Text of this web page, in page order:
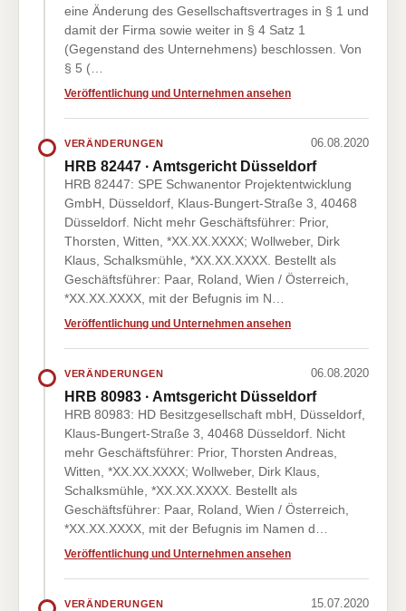
eine Änderung des Gesellschaftsvertrages in § 1 und
damit der Firma sowie weiter in § 4 Satz 1
(Gegenstand des Unternehmens) beschlossen. Von
§ 5 (…
Veröffentlichung und Unternehmen ansehen
VERÄNDERUNGEN 06.08.2020
HRB 82447 · Amtsgericht Düsseldorf
HRB 82447: SPE Schwanentor Projektentwicklung
GmbH, Düsseldorf, Klaus-Bungert-Straße 3, 40468
Düsseldorf. Nicht mehr Geschäftsführer: Prior,
Thorsten, Witten, *XX.XX.XXXX; Wollweber, Dirk
Klaus, Schalksmühle, *XX.XX.XXXX. Bestellt als
Geschäftsführer: Paar, Roland, Wien / Österreich,
*XX.XX.XXXX, mit der Befugnis im N…
Veröffentlichung und Unternehmen ansehen
VERÄNDERUNGEN 06.08.2020
HRB 80983 · Amtsgericht Düsseldorf
HRB 80983: HD Besitzgesellschaft mbH, Düsseldorf,
Klaus-Bungert-Straße 3, 40468 Düsseldorf. Nicht
mehr Geschäftsführer: Prior, Thorsten Andreas,
Witten, *XX.XX.XXXX; Wollweber, Dirk Klaus,
Schalksmühle, *XX.XX.XXXX. Bestellt als
Geschäftsführer: Paar, Roland, Wien / Österreich,
*XX.XX.XXXX, mit der Befugnis im Namen d…
Veröffentlichung und Unternehmen ansehen
VERÄNDERUNGEN 15.07.2020